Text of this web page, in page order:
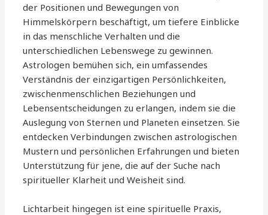
der Positionen und Bewegungen von
Himmelskörpern beschäftigt, um tiefere Einblicke
in das menschliche Verhalten und die
unterschiedlichen Lebenswege zu gewinnen.
Astrologen bemühen sich, ein umfassendes
Verständnis der einzigartigen Persönlichkeiten,
zwischenmenschlichen Beziehungen und
Lebensentscheidungen zu erlangen, indem sie die
Auslegung von Sternen und Planeten einsetzen. Sie
entdecken Verbindungen zwischen astrologischen
Mustern und persönlichen Erfahrungen und bieten
Unterstützung für jene, die auf der Suche nach
spiritueller Klarheit und Weisheit sind.
Lichtarbeit hingegen ist eine spirituelle Praxis,